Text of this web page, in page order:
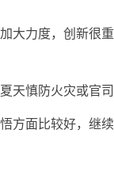
大力度，创新很
天慎防火灾或官司
方面比较好，继续